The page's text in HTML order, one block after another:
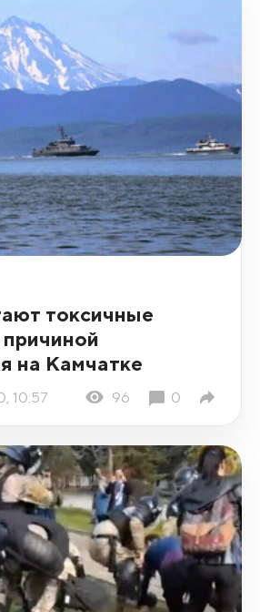
токсичные
на Камчатке
10:57 96 0